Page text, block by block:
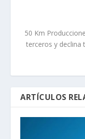
50 Km
terceros y declina
ARTÍCULOS